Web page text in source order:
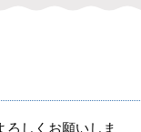
ろしくお願いしま